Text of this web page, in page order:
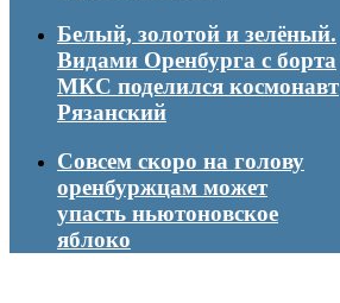
Белый, золотой и зелёный.
Видами Оренбурга с борта
МКС поделился космонавт
Рязанский
Совсем скоро на голову
оренбуржцам может
упасть ньютоновское
яблоко